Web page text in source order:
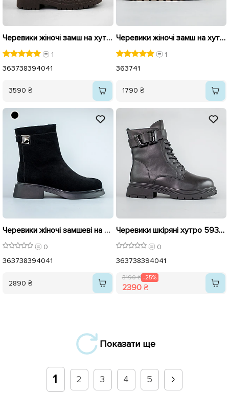
Черевики жіночі замш на хутрі 592738 Сірі Коричневі
1
363738394041
3590 ₴
Черевики жіночі замш на хутрі 593551 Чорні
1
363741
1790 ₴
Черевики жіночі замшеві на хутрі 593469 Чорні
0
363738394041
2890 ₴
Черевики шкіряні хутро 593473 Чорні розпродаж
0
363738394041
3190 ₴ -25%
2390 ₴
Показати ще
1 2 3 4 5